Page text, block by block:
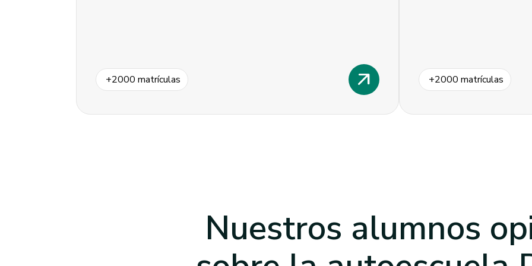
+2000 matrículas arrow_outward +2000 matrículas
Nuestros alumnos